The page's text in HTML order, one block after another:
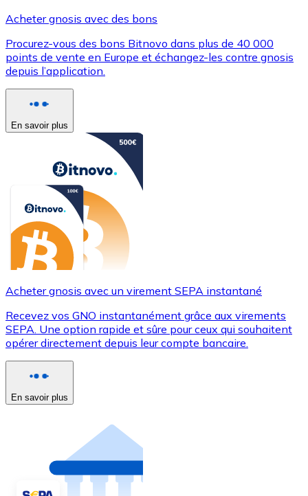
Acheter gnosis avec des bons
Procurez-vous des bons Bitnovo dans plus de 40 000
points de vente en Europe et échangez-les contre gnosis
depuis l’application.
En savoir plus
Acheter gnosis avec un virement SEPA instantané
Recevez vos GNO instantanément grâce aux virements
SEPA. Une option rapide et sûre pour ceux qui souhaitent
opérer directement depuis leur compte bancaire.
En savoir plus